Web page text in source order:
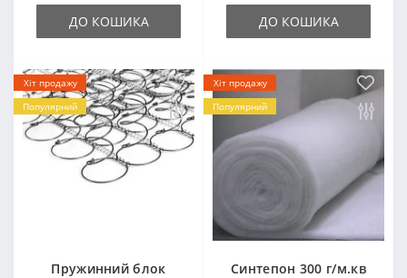
ДО КОШИКА ДО КОШИКА
Хіт продажу
Популярний
Пружинний блок
Хіт продажу
Популярний
Синтепон 300 г/м.кв